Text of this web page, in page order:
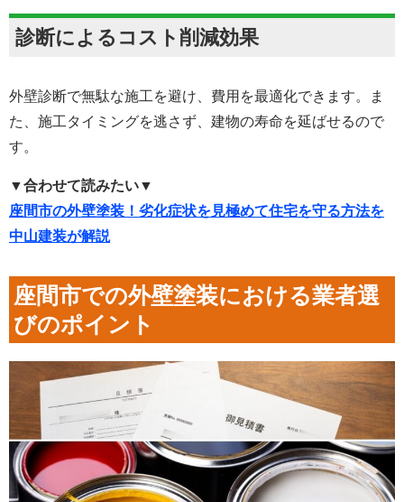
診断によるコスト削減効果
外壁診断で無駄な施工を避け、費用を最適化できます。ま
た、施工タイミングを逃さず、建物の寿命を延ばせるので
す。
▼合わせて読みたい▼
座間市の外壁塗装！劣化症状を見極めて住宅を守る方法を
中山建装が解説
座間市での外壁塗装における業者選
びのポイント